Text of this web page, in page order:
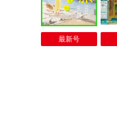
最新号